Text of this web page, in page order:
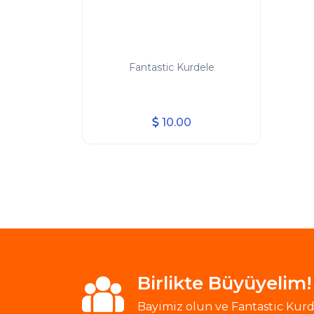
Fantastic Kurdele
10.00
Birlikte Büyüyelim!
Bayimiz olun ve Fantastic